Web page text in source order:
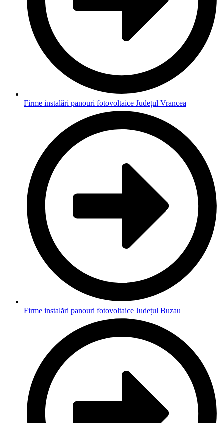
Firme instalări panouri fotovoltaice Județul Vrancea
Firme instalări panouri fotovoltaice Județul Buzau